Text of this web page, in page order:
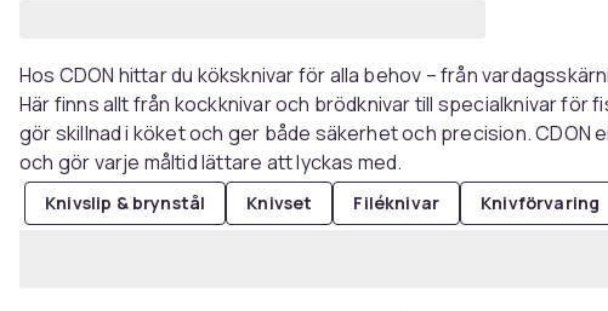
Hos CDON hittar du köksknivar för alla behov – från
Här finns allt från kockknivar och brödknivar till specialknivar för
gör skillnad i köket och ger både säkerhet och precision. CDON
och gör varje måltid lättare att lyckas med.
Knivslip & brynstål Knivset Filéknivar Knivförvaring